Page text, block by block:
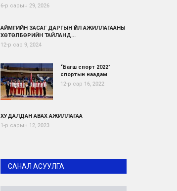
6-р сарын 29, 2026
АЙМГИЙН ЗАСАГ ДАРГЫН ҮЙЛ АЖИЛЛАГААНЫ
ХӨТӨЛБӨРИЙН ТАЙЛАНД...
12-р сар 9, 2024
“Багш спорт 2022”
спортын наадам
12-р сар 16, 2022
ХУДАЛДАН АВАХ АЖИЛЛАГАА
1-р сарын 12, 2023
САНАЛ АСУУЛГА